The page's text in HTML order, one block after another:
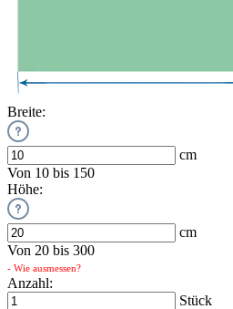
Breite:
cm
Von 10 bis 150
Höhe:
cm
Von 20 bis 300
- Wie ausmessen?
Anzahl:
Stück